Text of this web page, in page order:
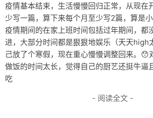
疫情基本结束，生活慢慢回归正常，从现在
少写一篇，算下来每个月至少写2篇，算是小
疫情期间的在家上班时间包括过年期间，都
进，大部分时间都是狠狠地娱乐（天天high
己放了个寒假，现在重心慢慢调整回来。😯
做饭的时间太长，觉得自己的厨艺还挺牛逼
吃
- 阅读全文 -